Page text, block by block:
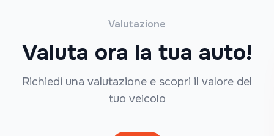
Valutazione
Valuta ora la tua auto!
Richiedi una valutazione e scopri il valore del
tuo veicolo